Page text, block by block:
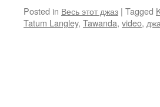
Posted in Весь этот джаз | Tagged
Tatum Langley, Tawanda, video,